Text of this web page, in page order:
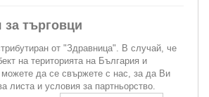
търговци
от "Здравница". В случай, че
на територията на България и
да се свържете с нас, за да Ви
листа и условия за партньорство.